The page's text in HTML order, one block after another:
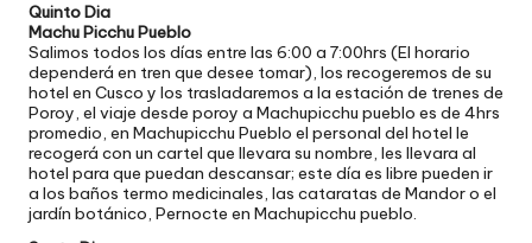
Quinto Dia
Machu Picchu Pueblo
Salimos todos los días entre las 6:00 a 7:00hrs (El horario
dependerá en tren que desee tomar), los recogeremos de su
hotel en Cusco y los trasladaremos a la estación de trenes de
Poroy, el viaje desde poroy a Machupicchu pueblo es de 4hrs
promedio, en Machupicchu Pueblo el personal del hotel le
recogerá con un cartel que llevara su nombre, les llevara al
hotel para que puedan descansar; este día es libre pueden ir
a los baños termo medicinales, las cataratas de Mandor o el
jardín botánico, Pernocte en Machupicchu pueblo.